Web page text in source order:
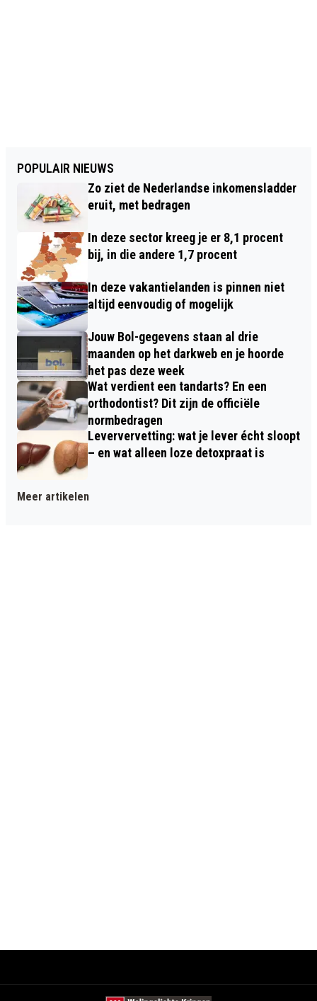
POPULAIR NIEUWS
Zo ziet de Nederlandse inkomensladder
eruit, met bedragen
In deze sector kreeg je er 8,1 procent
bij, in die andere 1,7 procent
In deze vakantielanden is pinnen niet
altijd eenvoudig of mogelijk
Jouw Bol-gegevens staan al drie
maanden op het darkweb en je hoorde
het pas deze week
Wat verdient een tandarts? En een
orthodontist? Dit zijn de officiële
normbedragen
Leververvetting: wat je lever écht sloopt
– en wat alleen loze detoxpraat is
Meer artikelen